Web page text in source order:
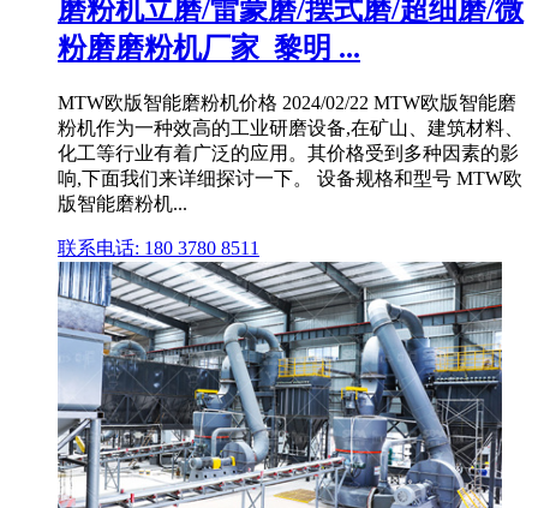
磨粉机立磨/雷蒙磨/摆式磨/超细磨/微
粉磨磨粉机厂家_黎明 ...
MTW欧版智能磨粉机价格 2024/02/22 MTW欧版智能磨
粉机作为一种效高的工业研磨设备,在矿山、建筑材料、
化工等行业有着广泛的应用。其价格受到多种因素的影
响,下面我们来详细探讨一下。 设备规格和型号 MTW欧
版智能磨粉机...
联系电话: 180 3780 8511